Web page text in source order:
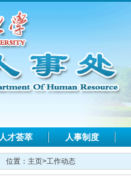
人才荟萃 人事制度
位置： 主页>工作动态